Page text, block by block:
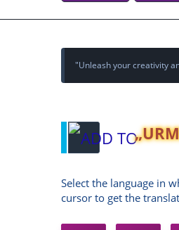
"Unleash your creativity
Select the language in
cursor to get the